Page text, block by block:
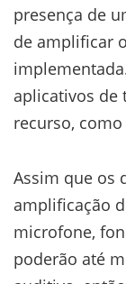
presença de
de amplificar
aplicativos de
recurso, como
Assim que os
amplificação
microfone,
poderão até